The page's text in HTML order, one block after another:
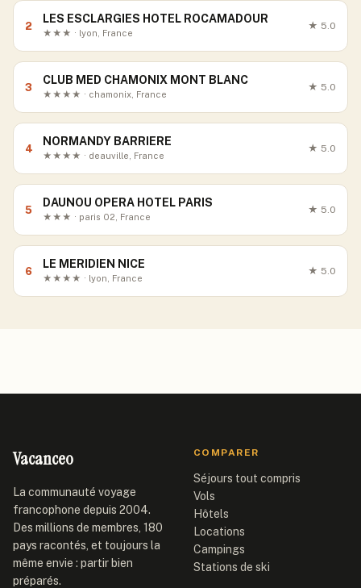
2
LES ESCLARGIES HOTEL ROCAMADOUR
★★★ · lyon, France
★ 5.0
3
CLUB MED CHAMONIX MONT BLANC
★★★★ · chamonix, France
★ 5.0
4
NORMANDY BARRIERE
★★★★ · deauville, France
★ 5.0
5
DAUNOU OPERA HOTEL PARIS
★★★ · paris 02, France
★ 5.0
6
LE MERIDIEN NICE
★★★★ · lyon, France
★ 5.0
Vacanceo
La communauté voyage
francophone depuis 2004.
Des millions de membres, 180
pays racontés, et toujours la
même envie : partir bien
préparés.
COMPARER
Séjours tout compris
Vols
Hôtels
Locations
Campings
Stations de ski